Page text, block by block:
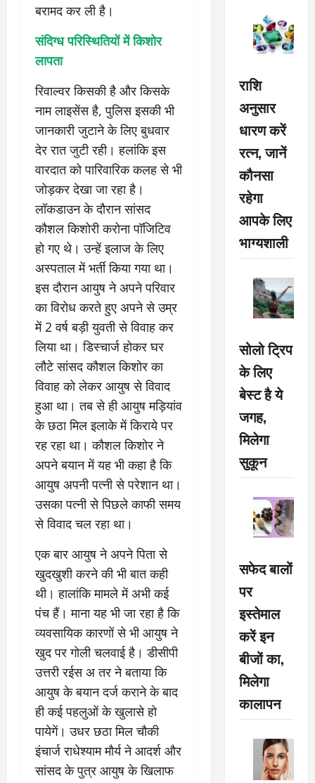
बरामद कर ली है।
संदिग्ध परिस्थितियों में किशोर
लापता
रिवाल्वर किसकी है और किसके
नाम लाइसेंस है, पुलिस इसकी भी
जानकारी जुटाने के लिए बुधवार
देर रात जुटी रही। हलांकि इस
वारदात को पारिवारिक कलह से भी
जोड़कर देखा जा रहा है।
लॉकडाउन के दौरान सांसद
कौशल किशोरी करोना पॉजिटिव
हो गए थे। उन्हें इलाज के लिए
अस्पताल में भर्ती किया गया था।
इस दौरान आयुष ने अपने परिवार
का विरोध करते हुए अपने से उम्र
में 2 वर्ष बड़ी युवती से विवाह कर
लिया था। डिस्चार्ज होकर घर
लौटे सांसद कौशल किशोर का
विवाह को लेकर आयुष से विवाद
हुआ था। तब से ही आयुष मड़ियांव
के छठा मिल इलाके में किराये पर
रह रहा था। कौशल किशोर ने
अपने बयान में यह भी कहा है कि
आयुष अपनी पत्नी से परेशान था।
उसका पत्नी से पिछले काफी समय
से विवाद चल रहा था।
एक बार आयुष ने अपने पिता से
खुदखुशी करने की भी बात कही
थी। हालांकि मामले में अभी कई
पंच हैं। माना यह भी जा रहा है कि
व्यवसायिक कारणों से भी आयुष ने
खुद पर गोली चलवाई है। डीसीपी
उत्तरी रईस अ तर ने बताया कि
आयुष के बयान दर्ज कराने के बाद
ही कई पहलुओं के खुलासे हो
पायेगें। उधर छठा मिल चौकी
इंचार्ज राधेश्याम मौर्य ने आदर्श और
सांसद के पुत्र आयुष के खिलाफ
राशि
अनुसार
धारण करें
रत्न, जानें
कौनसा
रहेगा
आपके लिए
भाग्यशाली
सोलो ट्रिप
के लिए
बेस्ट है ये
जगह,
मिलेगा
सुकून
सफेद बालों
पर
इस्तेमाल
करें इन
बीजों का,
मिलेगा
कालापन